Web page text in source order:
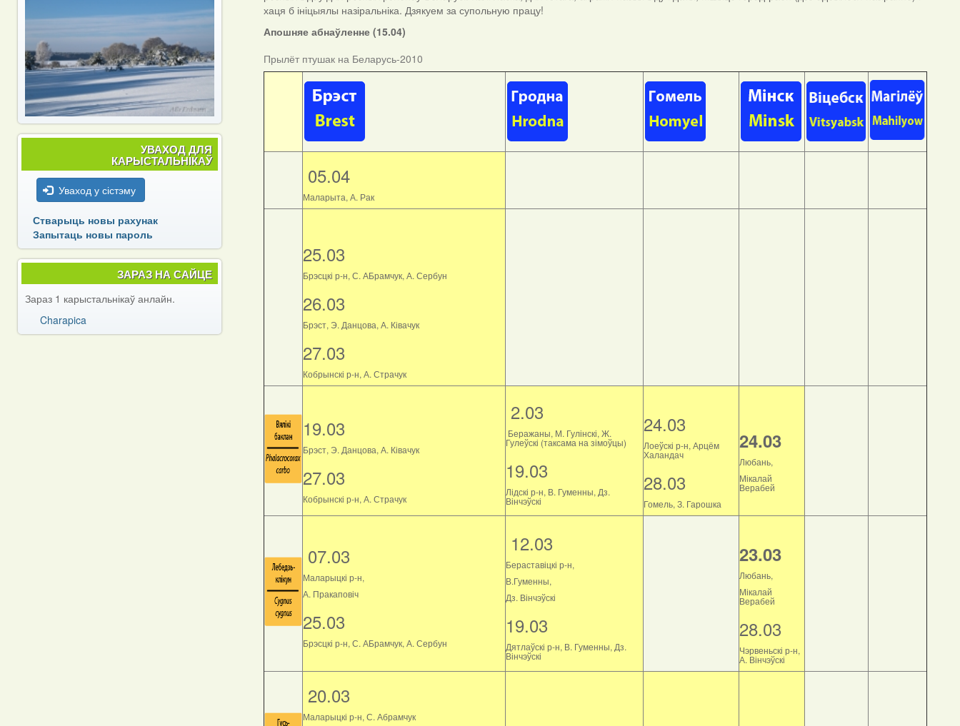
хаця б ініцыялы назіральніка. Дзякуем за супольную працу!
Апошняе абнаўленне (15.04)
Прылёт птушак на Беларусь-2010
05.04
Маларыта, А. Рак
25.03
Брэсцкі р-н, С. АБрамчук, А. Сербун
26.03
Брэст, Э. Данцова, А. Ківачук
27.03
Кобрынскі р-н, А. Страчук
19.03
Брэст, Э. Данцова, А. Ківачук
27.03
Кобрынскі р-н, А. Страчук
2.03
Беражаны, М. Гулінскі, Ж.
Гулеўскі (таксама на зімоўцы)
19.03
Лідскі р-н, В. Гуменны, Дз.
Вінчэўскі
24.03
Лоеўскі р-н, Арцём
Халандач
28.03
Гомель, З. Гарошка
24.03
Любань,
Мікалай
Верабей
07.03
Маларыцкі р-н,
А. Пракаповіч
25.03
Брэсцкі р-н, С. АБрамчук, А. Сербун
12.03
Бераставіцкі р-н,
В.Гуменны,
Дз. Вінчэўскі
19.03
Дятлаўскі р-н, В. Гуменны, Дз.
Вінчэўскі
23.03
Любань,
Мікалай
Верабей
28.03
Чэрвеньскі р-н,
А. Вінчэўскі
20.03
Маларыцкі р-н, С. Абрамчук
УВАХОД ДЛЯ
КАРЫСТАЛЬНІКАЎ
Уваход у сістэму
Стварыць новы рахунак
Запытаць новы пароль
ЗАРАЗ НА САЙЦЕ
Зараз 1 карыстальнікаў анлайн.
Charapica